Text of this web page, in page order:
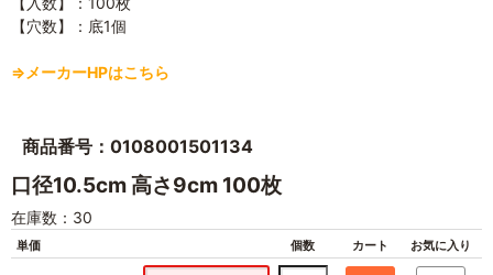
【穴数】：底1個
⇒メーカーHPはこちら
商品番号：0108001501134
口径10.5cm 高さ9cm 100枚
在庫数：30
単価 個数 カート お気に入り